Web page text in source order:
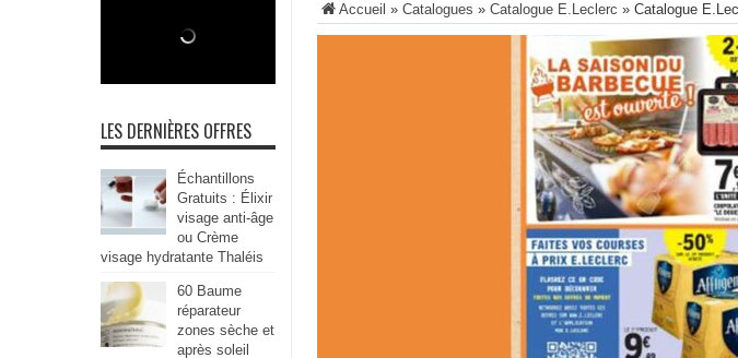
Accueil » Catalogues » Catalogue E.Leclerc » Catalogue
LES DERNIÈRES OFFRES
Échantillons
Gratuits : Élixir
visage anti-âge
ou Crème
visage hydratante Thaléis
60 Baume
réparateur
zones sèche et
après soleil